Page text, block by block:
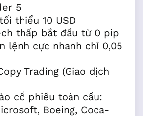
5
thiểu 10 USD
thấp bắt đầu từ 0 pip
lệnh cực nhanh chỉ 0,05
Trading (Giao dịch
cổ phiếu toàn cầu:
Boeing, Coca-